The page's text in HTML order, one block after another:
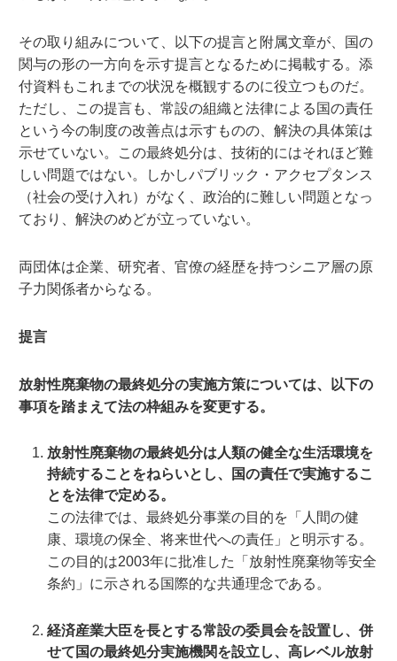
その取り組みについて、以下の提言と附属文章が、国の
関与の形の一方向を示す提言となるために掲載する。添
付資料もこれまでの状況を概観するのに役立つものだ。
ただし、この提言も、常設の組織と法律による国の責任
という今の制度の改善点は示すものの、解決の具体策は
示せていない。この最終処分は、技術的にはそれほど難
しい問題ではない。しかしパブリック・アクセプタンス
（社会の受け入れ）がなく、政治的に難しい問題となっ
ており、解決のめどが立っていない。
両団体は企業、研究者、官僚の経歴を持つシニア層の原
子力関係者からなる。
提言
放射性廃棄物の最終処分の実施方策については、以下の
事項を踏まえて法の枠組みを変更する。
放射性廃棄物の最終処分は人類の健全な生活環境を
持続することをねらいとし、国の責任で実施するこ
とを法律で定める。
この法律では、最終処分事業の目的を「人間の健
康、環境の保全、将来世代への責任」と明示する。
この目的は2003年に批准した「放射性廃棄物等安全
条約」に示される国際的な共通理念である。
経済産業大臣を長とする常設の委員会を設置し、併
せて国の最終処分実施機関を設立し、高レベル放射